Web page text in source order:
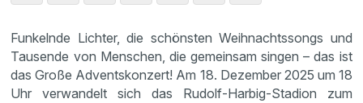
Funkelnde Lichter, die schönsten Weihnachtssongs und
Tausende von Menschen, die gemeinsam singen – das ist
das Große Adventskonzert! Am 18. Dezember 2025 um 18
Uhr verwandelt sich das Rudolf-Harbig-Stadion zum